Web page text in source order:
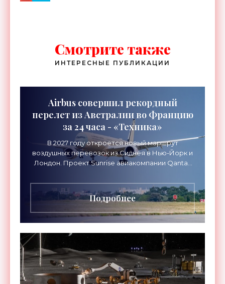
Смотрите также
ИНТЕРЕСНЫЕ ПУБЛИКАЦИИ
Airbus совершил рекордный
перелет из Австралии во Францию
за 24 часа - «Техника»
В 2027 году откроется новый маршрут
воздушных перевозок из Сиднея в Нью-Йорк и
Лондон. Проект Sunrise авиакомпании Qantas
длительностью до 24
Подробнее